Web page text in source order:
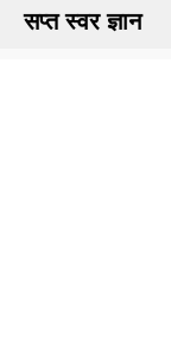
Skipसप्त स्वर ज्ञान